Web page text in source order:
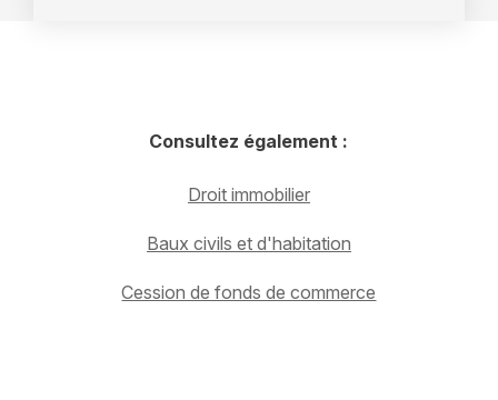
Consultez également :
Droit immobilier
Baux civils et d'habitation
Cession de fonds de commerce